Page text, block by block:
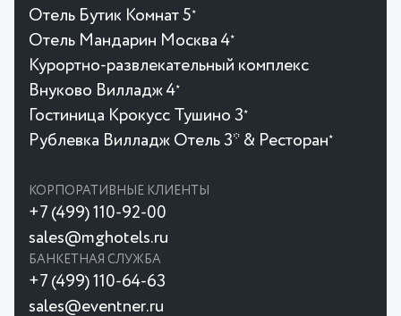
Отель Бутик Комнат 5★
Отель Мандарин Москва 4★
Курортно-развлекательный комплекс
Внуково Вилладж 4★
Гостиница Крокусc Тушино 3★
Рублевка Вилладж Отель 3* & Ресторан★
КОРПОРАТИВНЫЕ КЛИЕНТЫ
+7 (499) 110-92-00
sales@mghotels.ru
БАНКЕТНАЯ СЛУЖБА
+7 (499) 110-64-63
sales@eventner.ru